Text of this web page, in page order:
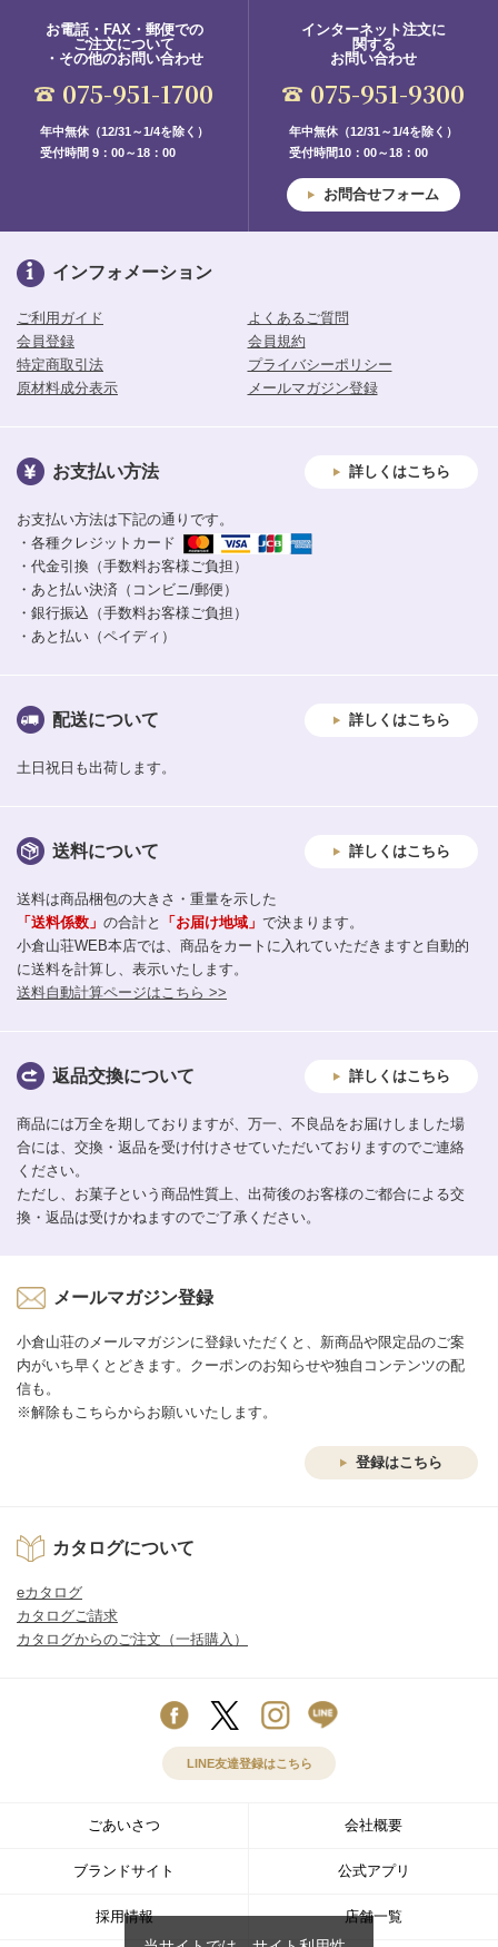
お電話・FAX・郵便での
ご注文について
・その他のお問い合わせ
075-951-1700
年中無休（12/31～1/4を除く）
受付時間 9：00～18：00
インターネット注文に
関する
お問い合わせ
075-951-9300
年中無休（12/31～1/4を除く）
受付時間10：00～18：00
お問合せフォーム
インフォメーション
ご利用ガイド
よくあるご質問
会員登録
会員規約
特定商取引法
プライバシーポリシー
原材料成分表示
メールマガジン登録
お支払い方法 詳しくはこちら
お支払い方法は下記の通りです。
・各種クレジットカード
・代金引換（手数料お客様ご負担）
・あと払い決済（コンビニ/郵便）
・銀行振込（手数料お客様ご負担）
・あと払い（ペイディ）
配送について 詳しくはこちら
土日祝日も出荷します。
送料について 詳しくはこちら
送料は商品梱包の大きさ・重量を示した
「送料係数」 の合計と 「お届け地域」 で決まります。
小倉山荘WEB本店では、商品をカートに入れていただきますと自動的
に送料を計算し、表示いたします。
送料自動計算ページはこちら >>
返品交換について 詳しくはこちら
商品には万全を期しておりますが、万一、不良品をお届けしました場
合には、交換・返品を受け付けさせていただいておりますのでご連絡
ください。
ただし、お菓子という商品性質上、出荷後のお客様のご都合による交
換・返品は受けかねますのでご了承ください。
メールマガジン登録
小倉山荘のメールマガジンに登録いただくと、新商品や限定品のご案
内がいち早くとどきます。クーポンのお知らせや独自コンテンツの配
信も。
※解除もこちらからお願いいたします。
登録はこちら
カタログについて
eカタログ
カタログご請求
カタログからのご注文（一括購入）
LINE友達登録はこちら
ごあいさつ 会社概要
ブランドサイト 公式アプリ
採用情報 店舗一覧